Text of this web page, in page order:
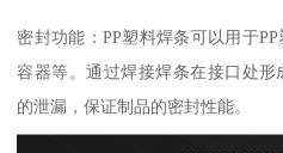
密封功能：PP塑料焊条可以用于
容器等。通过焊接焊条在接口处
的泄漏，保证制品的密封性能。